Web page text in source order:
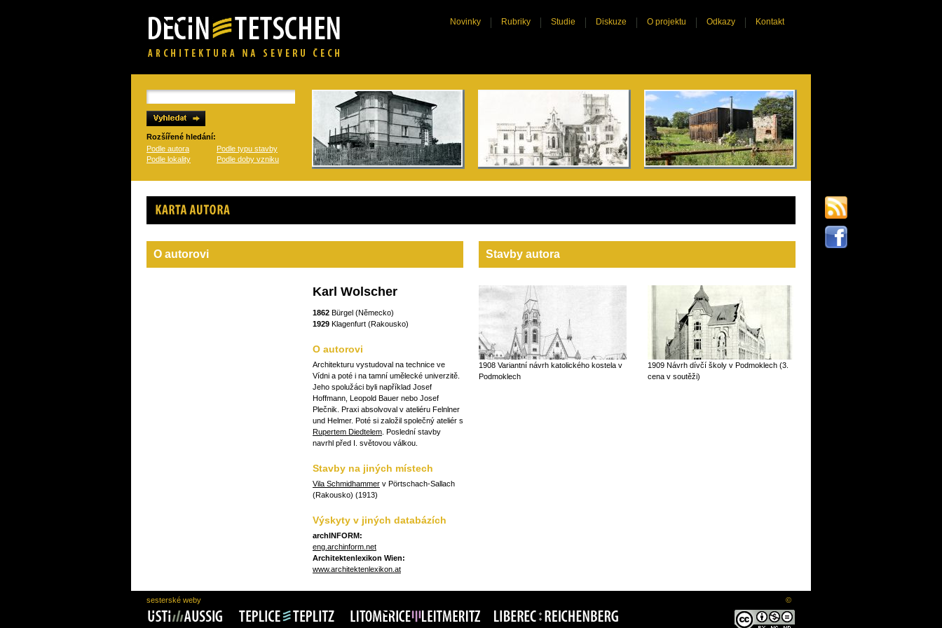
Novinky Rubriky Studie Diskuze O projektu Odkazy Kontakt
Rozšířené hledání:
Podle autora
Podle typu stavby
Podle lokality
Podle doby vzniku
Karta autora
O autorovi
Karl Wolscher
1862 Bürgel (Německo)
1929 Klagenfurt (Rakousko)
O autorovi
Architekturu vystudoval na technice ve
Vídni a poté i na tamní umělecké univerzitě.
Jeho spolužáci byli například Josef
Hoffmann, Leopold Bauer nebo Josef
Plečnik. Praxi absolvoval v ateliéru Felnlner
und Helmer. Poté si založil společný ateliér s
Rupertem Diedtelem . Poslední stavby
navrhl před I. světovou válkou.
Stavby na jiných místech
Vila Schmidhammer v Pörtschach-Sallach
(Rakousko) (1913)
Výskyty v jiných databázích
archINFORM:
eng.archinform.net
Architektenlexikon Wien:
www.architektenlexikon.at
Stavby autora
1908 Variantní návrh katolického kostela v
Podmoklech
1909 Návrh dívčí školy v Podmoklech (3.
cena v soutěži)
sesterské weby ©